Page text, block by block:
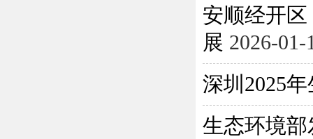
安顺经开
展 2026-01-
深圳2025
生态环境